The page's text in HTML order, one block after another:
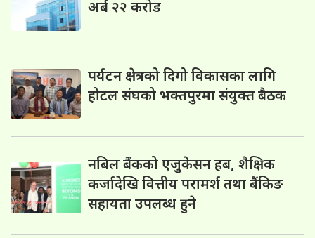
अर्ब २२ करोड
पर्यटन क्षेत्रको दिगो विकासका लागि
होटल संघको भक्तपुरमा संयुक्त बैठक
नबिल बैंकको एजुकेसन हब, शैक्षिक
कर्जादेखि वित्तीय परामर्श तथा बैंकिङ
सहायता उपलब्ध हुने